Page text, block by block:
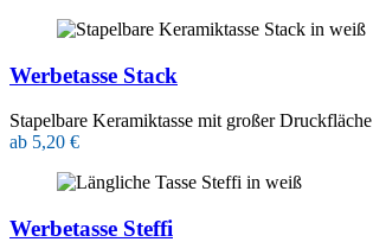
Werbetasse Stack
Stapelbare Keramiktasse mit großer Druckfläche
ab 5,20 €
Werbetasse Steffi